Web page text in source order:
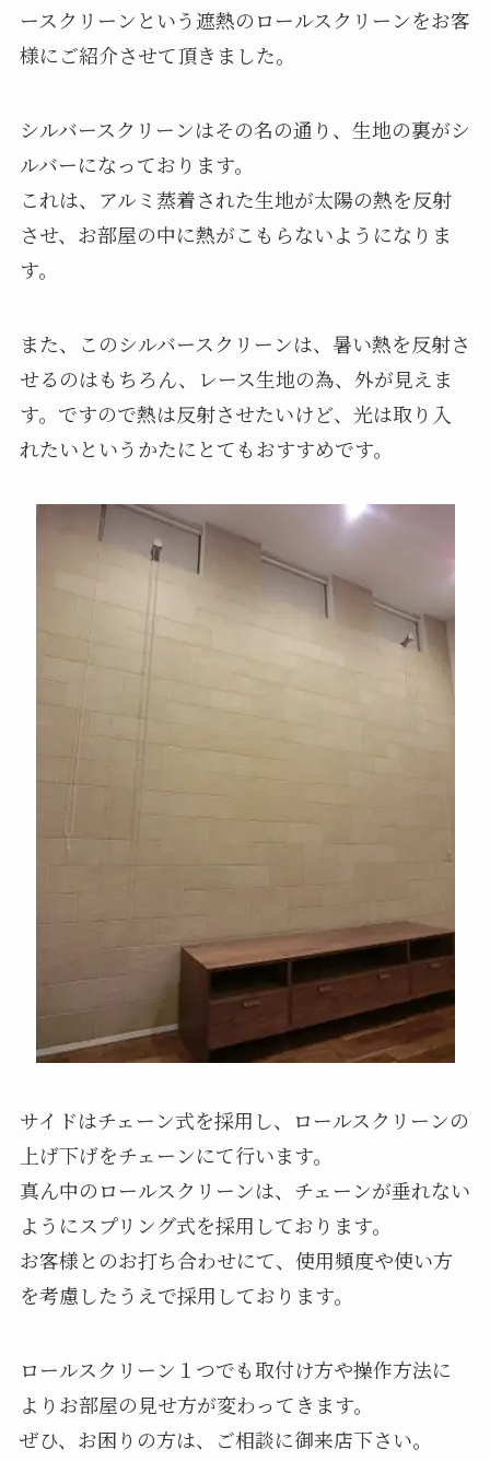
ースクリーンという遮熱のロールスクリーンをお客
様にご紹介させて頂きました。
シルバースクリーンはその名の通り、生地の裏がシ
ルバーになっております。
これは、アルミ蒸着された生地が太陽の熱を反射
させ、お部屋の中に熱がこもらないようになりま
す。
また、このシルバースクリーンは、暑い熱を反射さ
せるのはもちろん、レース生地の為、外が見えま
す。ですので熱は反射させたいけど、光は取り入
れたいというかたにとてもおすすめです。
サイドはチェーン式を採用し、ロールスクリーンの
上げ下げをチェーンにて行います。
真ん中のロールスクリーンは、チェーンが垂れない
ようにスプリング式を採用しております。
お客様とのお打ち合わせにて、使用頻度や使い方
を考慮したうえで採用しております。
ロールスクリーン１つでも取付け方や操作方法に
よりお部屋の見せ方が変わってきます。
ぜひ、お困りの方は、ご相談に御来店下さい。